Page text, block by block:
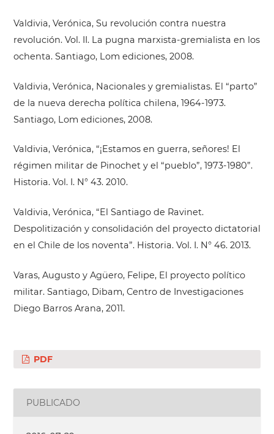
Valdivia, Verónica, Su revolución contra nuestra
revolución. Vol. II. La pugna marxista-gremialista en los
ochenta. Santiago, Lom ediciones, 2008.
Valdivia, Verónica, Nacionales y gremialistas. El “parto”
de la nueva derecha política chilena, 1964-1973.
Santiago, Lom ediciones, 2008.
Valdivia, Verónica, “¡Estamos en guerra, señores! El
régimen militar de Pinochet y el “pueblo”, 1973-1980”.
Historia. Vol. I. N° 43. 2010.
Valdivia, Verónica, “El Santiago de Ravinet.
Despolitización y consolidación del proyecto dictatorial
en el Chile de los noventa”. Historia. Vol. I. N° 46. 2013.
Varas, Augusto y Agüero, Felipe, El proyecto político
militar. Santiago, Dibam, Centro de Investigaciones
Diego Barros Arana, 2011.
PDF
PUBLICADO